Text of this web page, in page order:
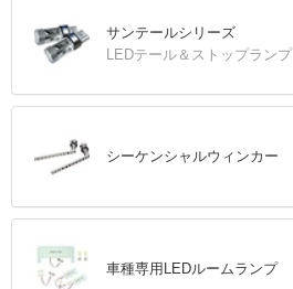
サンテールシリーズ
LEDテール＆ストップランプ
シーケンシャルウィンカー
車種専用LEDルームランプ